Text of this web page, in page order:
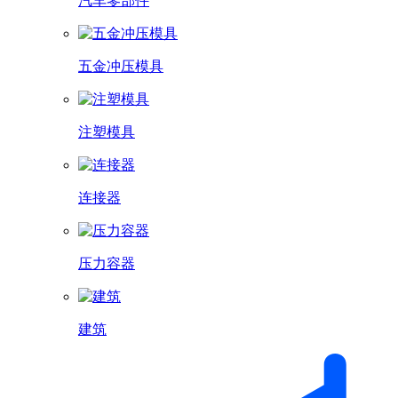
五金冲压模具
注塑模具
连接器
压力容器
建筑